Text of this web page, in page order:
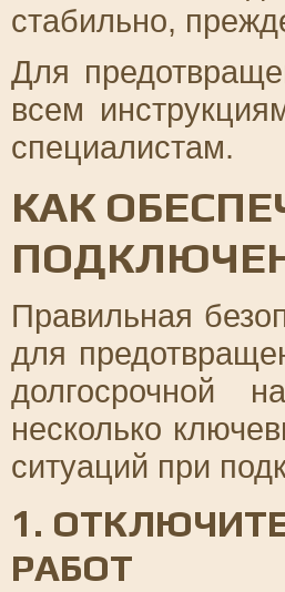
стабильно,
Для
всем
специалистам.
КАК
Правильная
для
долгосрочной
несколько
ситуаций при
1.
РАБОТ